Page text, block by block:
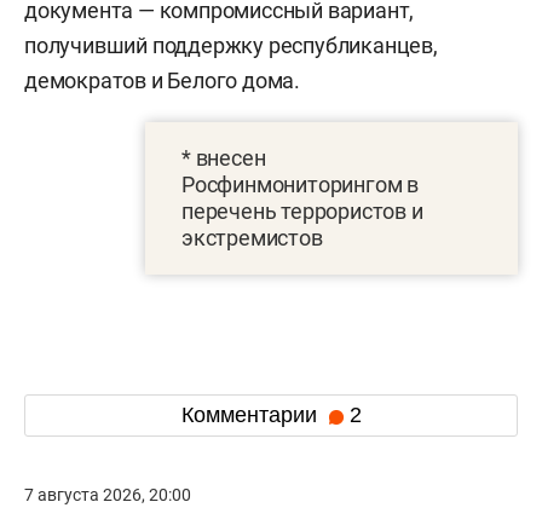
документа — компромиссный вариант,
получивший поддержку республиканцев,
демократов и Белого дома.
* внесен
Росфинмониторингом в
перечень террористов и
экстремистов
Комментарии 2
7 августа 2026, 20:00